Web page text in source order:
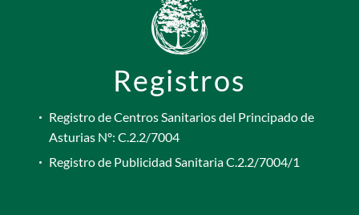
Registros
Registro de Centros Sanitarios del Principado de
Asturias Nº: C.2.2/7004
Registro de Publicidad Sanitaria C.2.2/7004/1